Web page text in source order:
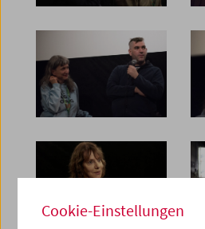
Cookie-Einstellungen